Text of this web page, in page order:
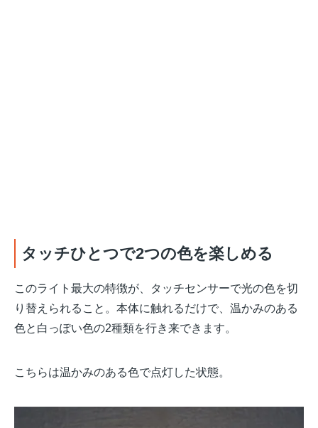
タッチひとつで2つの色を楽しめる
このライト最大の特徴が、タッチセンサーで光の色を切
り替えられること。本体に触れるだけで、温かみのある
色と白っぽい色の2種類を行き来できます。
こちらは温かみのある色で点灯した状態。